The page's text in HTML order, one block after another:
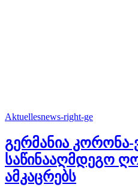
Aktuellesnews-right-ge
გერმანია კორონა-
საწინააღმდეგო
ამკაცრებს